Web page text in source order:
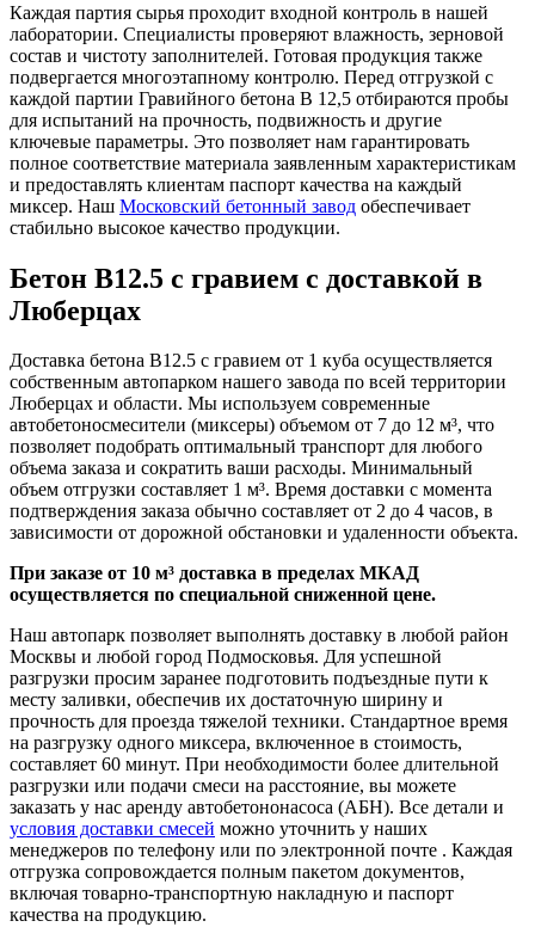
Каждая партия сырья проходит входной контроль в нашей
лаборатории. Специалисты проверяют влажность, зерновой
состав и чистоту заполнителей. Готовая продукция также
подвергается многоэтапному контролю. Перед отгрузкой с
каждой партии Гравийного бетона В 12,5 отбираются пробы
для испытаний на прочность, подвижность и другие
ключевые параметры. Это позволяет нам гарантировать
полное соответствие материала заявленным характеристикам
и предоставлять клиентам паспорт качества на каждый
миксер. Наш Московский бетонный завод обеспечивает
стабильно высокое качество продукции.
Бетон B12.5 с гравием с доставкой в
Люберцах
Доставка бетона B12.5 с гравием от 1 куба осуществляется
собственным автопарком нашего завода по всей территории
Люберцах и области. Мы используем современные
автобетоносмесители (миксеры) объемом от 7 до 12 м³, что
позволяет подобрать оптимальный транспорт для любого
объема заказа и сократить ваши расходы. Минимальный
объем отгрузки составляет 1 м³. Время доставки с момента
подтверждения заказа обычно составляет от 2 до 4 часов, в
зависимости от дорожной обстановки и удаленности объекта.
При заказе от 10 м³ доставка в пределах МКАД
осуществляется по специальной сниженной цене.
Наш автопарк позволяет выполнять доставку в любой район
Москвы и любой город Подмосковья. Для успешной
разгрузки просим заранее подготовить подъездные пути к
месту заливки, обеспечив их достаточную ширину и
прочность для проезда тяжелой техники. Стандартное время
на разгрузку одного миксера, включенное в стоимость,
составляет 60 минут. При необходимости более длительной
разгрузки или подачи смеси на расстояние, вы можете
заказать у нас аренду автобетононасоса (АБН). Все детали и
условия доставки смесей можно уточнить у наших
менеджеров по телефону или по электронной почте . Каждая
отгрузка сопровождается полным пакетом документов,
включая товарно-транспортную накладную и паспорт
качества на продукцию.